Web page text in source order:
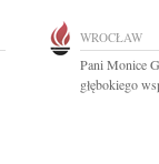
WROCŁAW
Pani Monice
głębokiego